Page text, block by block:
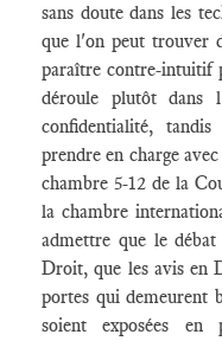
sans doute dans les
que l'on peut trouver
paraître contre-intuitif
déroule plutôt dans
confidentialité,
prendre en charge
chambre 5-12 de la
la chambre
admettre que le
Droit, que les avis en
portes qui demeurent
soient exposées